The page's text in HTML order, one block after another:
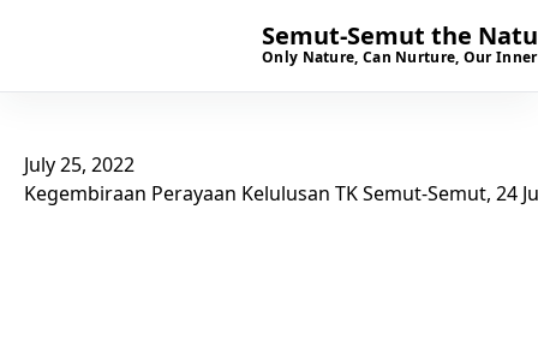
Semut-Semut the
Only Nature, Can Nurture, Our
July 25, 2022
Kegembiraan Perayaan Kelulusan TK Semut-Semut, 24